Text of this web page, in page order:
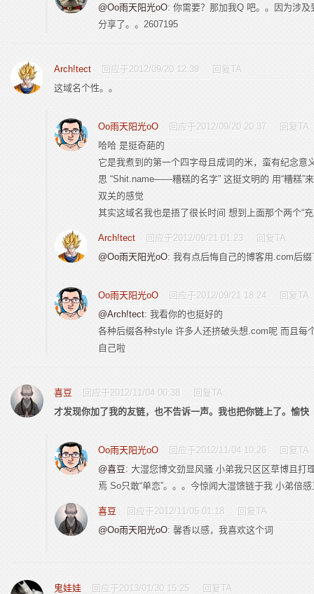
@Oo雨天阳光oO: 你需要？那加我Q 吧。。因为涉
分享了。。2607195
Arch!tect 回应于2012/09/20 12:39
回复TA
这域名个性。。
Oo雨天阳光oO 回应于2012/09/20 20:37
回复TA
哈哈 是挺奇葩的
它是我煮到的第一个四字母且成词的米，蛮有纪念意
思 “Shit.name——糟糕的名字” 这挺文明的 用“糟糕”
双关的感觉
其实这域名我也是捂了很长时间 想到上面那个两个“
Arch!tect 回应于2012/09/21 01:23
回复TA
@Oo雨天阳光oO: 我有点后悔自己的博客用.com后
Oo雨天阳光oO 回应于2012/09/21 18:24
回复TA
@Arch!tect: 我看你的也挺好的
各种后缀各种style 许多人还挤破头想.com呢 而且每
自己啦
喜豆 回应于2012/11/04 00:38
回复TA
才发现你加了我的友链，也不告诉一声。我也把你链上了。愉快
Oo雨天阳光oO 回应于2012/11/04 10:26
回复TA
@喜豆: 大湿您博文劲显风骚 小弟我只区区草博且打
焉 So只敢“单恋”。。。今惊闻大湿馈链于我 小弟倍
喜豆 回应于2012/11/05 01:18
回复TA
@Oo雨天阳光oO: 馨香以感，我喜欢这个词
鬼娃娃 回应于2013/01/30 15:25
回复TA